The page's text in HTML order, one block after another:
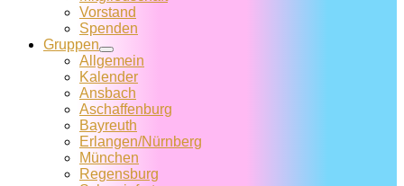
Vorstand
Spenden
Gruppen
Allgemein
Kalender
Ansbach
Aschaffenburg
Bayreuth
Erlangen/Nürnberg
München
Regensburg